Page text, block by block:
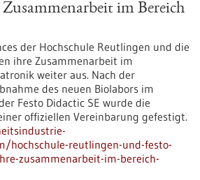
Zusammenarbeit im Bereich
der Hochschule Reutlingen und die
ihre Zusammenarbeit im
weiter aus. Nach der
des neuen Biolabors im
Festo Didactic SE wurde die
offiziellen Vereinbarung gefestigt.
hochschule-reutlingen-und-festo-
zusammenarbeit-im-bereich-